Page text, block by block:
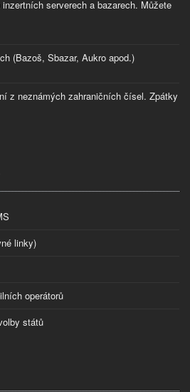
serverech a bazarech. Můžete
(Bazoš, Sbazar, Aukro apod.)
z neznámých zahraničních čísel. Zpátky
linky)
operátorů
států